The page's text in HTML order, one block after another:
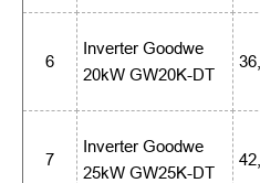
6
Inverter Goodwe
20kW GW20K-DT
7
Inverter Goodwe
25kW GW25K-DT